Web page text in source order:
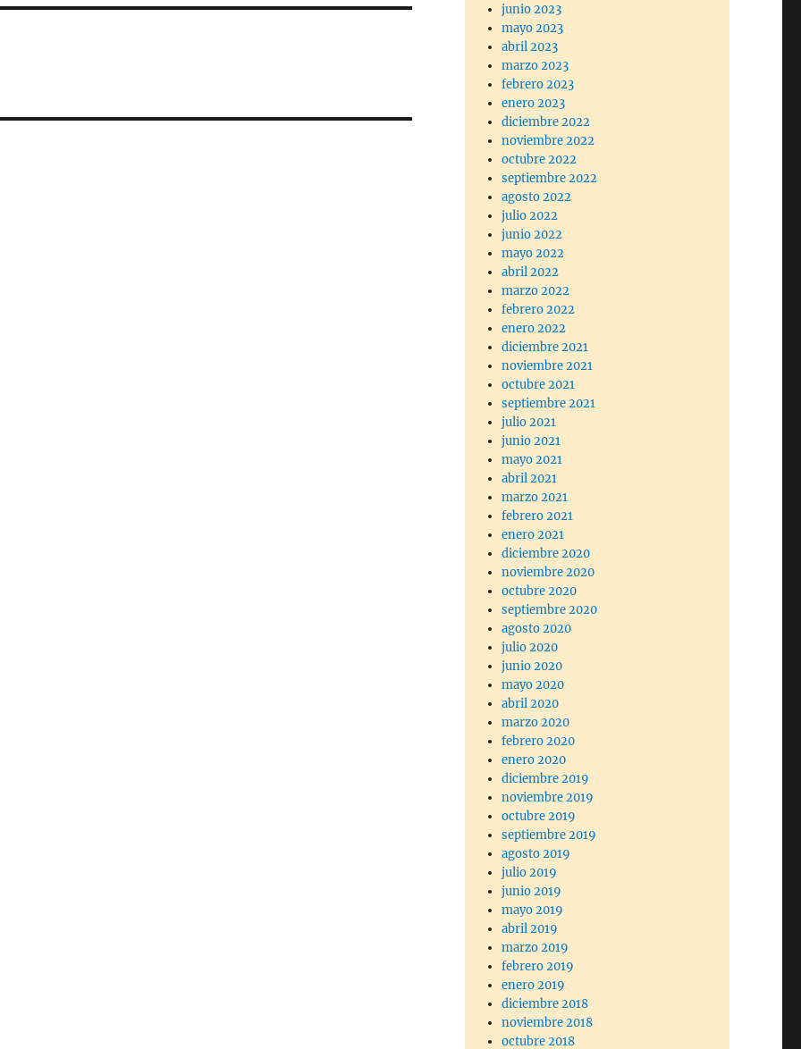
junio 2023
mayo 2023
abril 2023
marzo 2023
febrero 2023
enero 2023
diciembre 2022
noviembre 2022
octubre 2022
septiembre 2022
agosto 2022
julio 2022
junio 2022
mayo 2022
abril 2022
marzo 2022
febrero 2022
enero 2022
diciembre 2021
noviembre 2021
octubre 2021
septiembre 2021
julio 2021
junio 2021
mayo 2021
abril 2021
marzo 2021
febrero 2021
enero 2021
diciembre 2020
noviembre 2020
octubre 2020
septiembre 2020
agosto 2020
julio 2020
junio 2020
mayo 2020
abril 2020
marzo 2020
febrero 2020
enero 2020
diciembre 2019
noviembre 2019
octubre 2019
septiembre 2019
agosto 2019
julio 2019
junio 2019
mayo 2019
abril 2019
marzo 2019
febrero 2019
enero 2019
diciembre 2018
noviembre 2018
octubre 2018